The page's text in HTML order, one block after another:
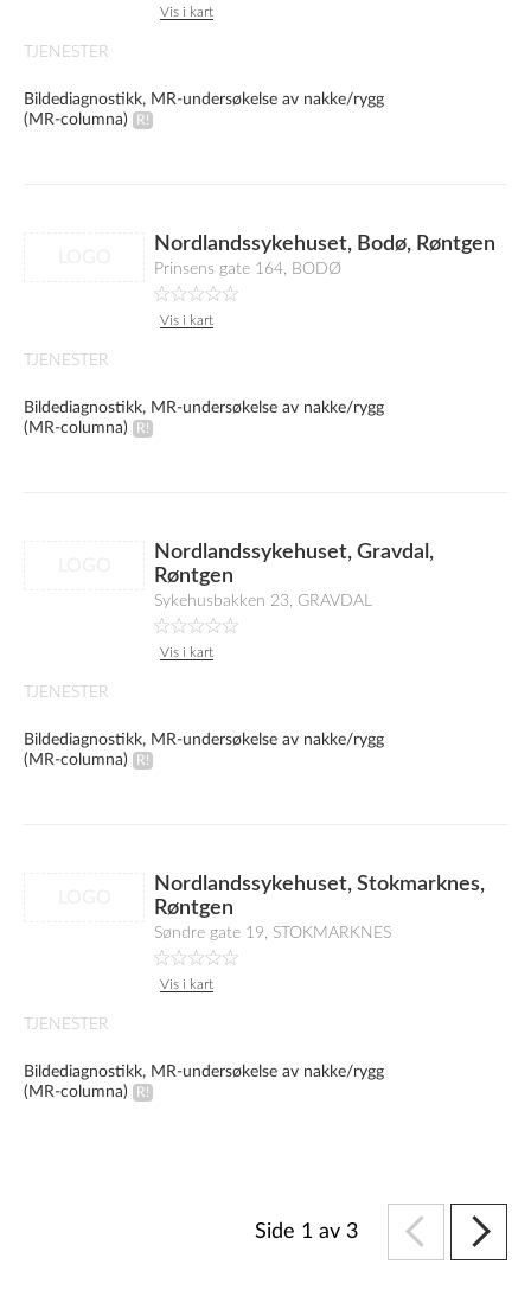
Vis i kart
TJENESTER
Bildediagnostikk, MR-undersøkelse av nakke/rygg
(MR-columna)
Nordlandssykehuset, Bodø, Røntgen
Prinsens gate 164, BODØ
Vis i kart
TJENESTER
Bildediagnostikk, MR-undersøkelse av nakke/rygg
(MR-columna)
Nordlandssykehuset, Gravdal,
Røntgen
Sykehusbakken 23, GRAVDAL
Vis i kart
TJENESTER
Bildediagnostikk, MR-undersøkelse av nakke/rygg
(MR-columna)
Nordlandssykehuset, Stokmarknes,
Røntgen
Søndre gate 19, STOKMARKNES
Vis i kart
TJENESTER
Bildediagnostikk, MR-undersøkelse av nakke/rygg
(MR-columna)
Side 1 av 3